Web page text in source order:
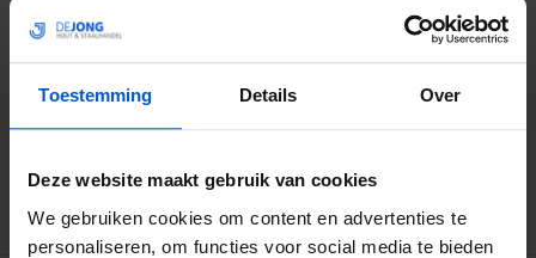
Toestemming Details Over
Deze website maakt gebruik van cookies
We gebruiken cookies om content en advertenties te
personaliseren, om functies voor social media te bieden
0317 358 228
info@dejonghandelsonderneming.nl
klanten geven ons een 9.1 op